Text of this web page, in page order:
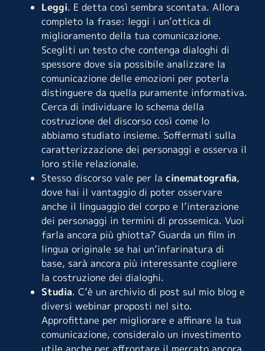
Leggi. E detta così sembra scontata. Allora
completo la frase: leggi i un’ottica di
miglioramento della tua comunicazione.
Scegliti un testo che contenga dialoghi di
spessore dove sia possibile analizzare la
comunicazione delle emozioni per poterla
distinguere da quella puramente informativa.
Cerca di individuare lo schema della
costruzione del discorso così come lo
abbiamo studiato insieme. Soffermati sulla
caratterizzazione dei personaggi e osserva il
loro stile relazionale.
Stesso discorso vale per la cinematografia,
dove hai il vantaggio di poter osservare
anche il linguaggio del corpo e l’interazione
dei personaggi in termini di prossemica. Vuoi
farla ancora più ghiotta? Guarda un film in
lingua originale se hai un’infarinatura di
base, sarà ancora più interessante cogliere
la costruzione dei dialoghi.
Studia. C’è un archivio di post sul mio blog e
diversi webinar proposti nel sito.
Approfittane per migliorare e affinare la tua
comunicazione, consideralo un investimento